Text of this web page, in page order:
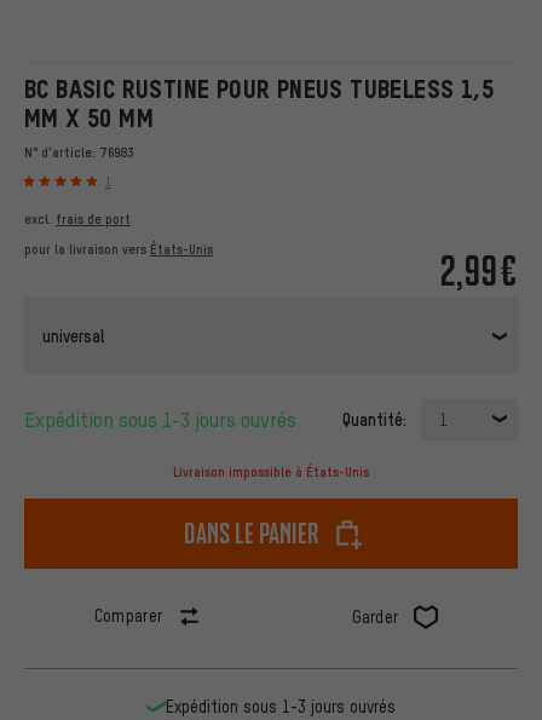
BC BASIC RUSTINE POUR PNEUS TUBELESS 1,5
MM X 50 MM
N° d'article: 76983
1
2,99€
excl. frais de port
pour la livraison vers États-Unis
universal
Expédition sous 1-3 jours ouvrés Quantité: 1
Livraison impossible à États-Unis
dans le panier
Comparer Garder
Expédition sous 1-3 jours ouvrés